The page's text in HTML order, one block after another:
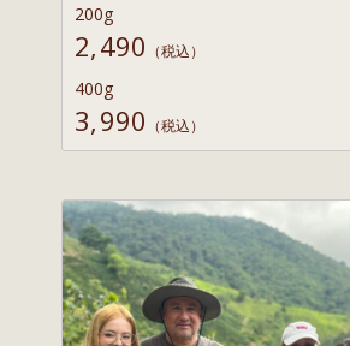
200g
2,490 （税込）
400g
3,990 （税込）